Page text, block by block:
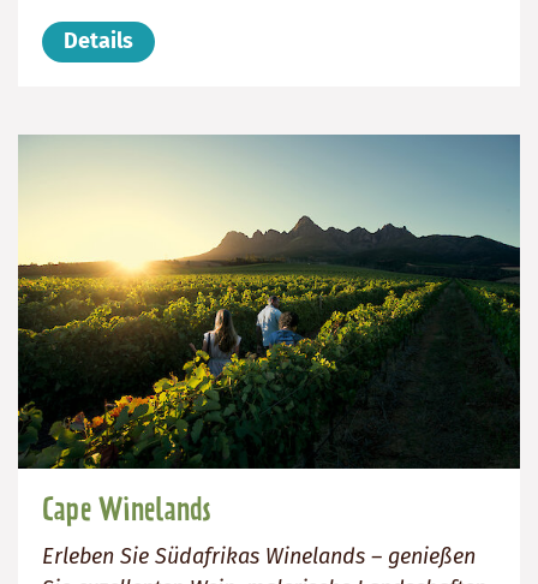
Details
Cape Winelands
Erleben Sie Südafrikas Winelands – genießen